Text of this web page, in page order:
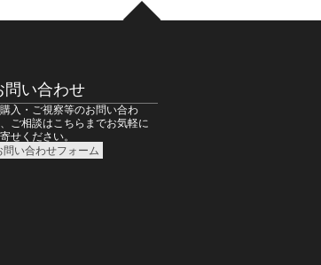
問い合わせ
入・ご視察等のお問い合わ
ご相談はこちらまでお気軽に
せください。
問い合わせフォーム